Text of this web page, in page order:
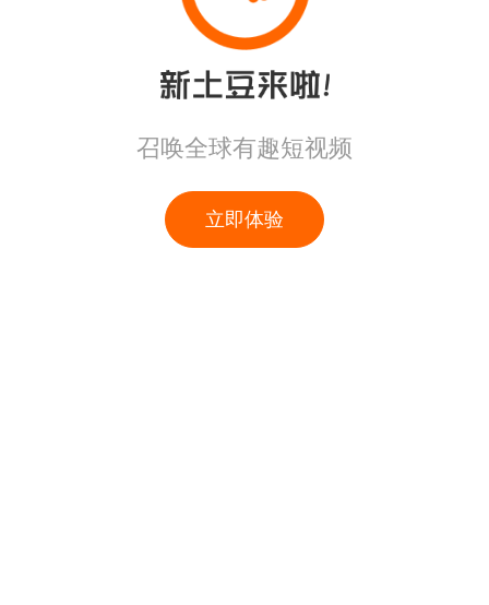
召唤全球有趣短视频
立即体验